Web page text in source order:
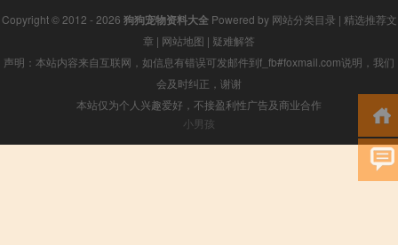
Copyright © 2012 - 2026 狗狗宠物资料大全Powered by 网站分类目录 | 精选推荐文
章 | 网站地图 | 疑难解答
声明：本站内容来自互联网，如信息有错误可发邮件到f_fb#foxmail.com说明，我们
会及时纠正，谢谢
本站仅为个人兴趣爱好，不接盈利性广告及商业合作
小男孩